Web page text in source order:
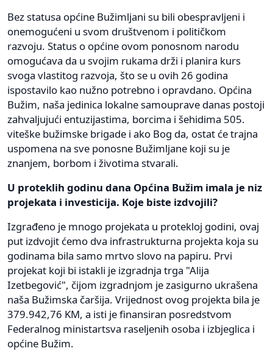
Bez statusa općine Bužimljani su bili obespravljeni i
onemogućeni u svom društvenom i političkom
razvoju. Status o općine ovom ponosnom narodu
omogućava da u svojim rukama drži i planira kurs
svoga vlastitog razvoja, što se u ovih 26 godina
ispostavilo kao nužno potrebno i opravdano. Općina
Bužim, naša jedinica lokalne samouprave danas postoji
zahvaljujući entuzijastima, borcima i šehidima 505.
viteške bužimske brigade i ako Bog da, ostat će trajna
uspomena na sve ponosne Bužimljane koji su je
znanjem, borbom i životima stvarali.
U proteklih godinu dana Općina Bužim imala je niz
projekata i investicija. Koje biste izdvojili?
Izgrađeno je mnogo projekata u protekloj godini, ovaj
put izdvojit ćemo dva infrastrukturna projekta koja su
godinama bila samo mrtvo slovo na papiru. Prvi
projekat koji bi istakli je izgradnja trga "Alija
Izetbegović", čijom izgradnjom je zasigurno ukrašena
naša Bužimska čaršija. Vrijednost ovog projekta bila je
379.942,76 KM, a isti je finansiran posredstvom
Federalnog ministartsva raseljenih osoba i izbjeglica i
općine Bužim.